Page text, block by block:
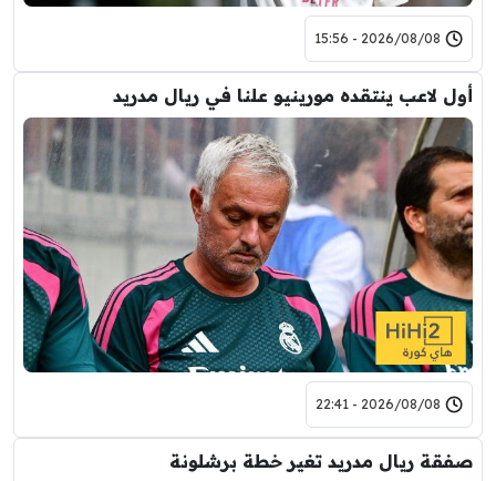
2026/08/08 - 15:56
أول لاعب ينتقده مورينيو علنا في ريال مدريد
2026/08/08 - 22:41
صفقة ريال مدريد تغير خطة برشلونة